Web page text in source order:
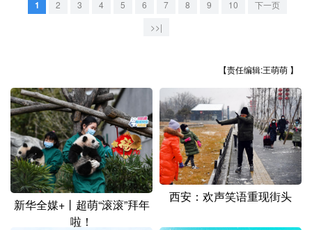
1 2 3 4 5 6 7 8 9 10
下一页
>>|
【责任编辑:王萌萌 】
新华全媒+丨超萌“滚滚”拜年
啦！
西安：欢声笑语重现街头